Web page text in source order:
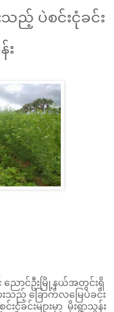
ည့် ပဲစင်းငုံခင်း
း
ညောင်ဦးမြို့နယ်အတွင်းရှိ
သည့် ခြောက်လမြေပဲခင်း
ငုံခင်းများမှာ မိုးရွာသွန်း